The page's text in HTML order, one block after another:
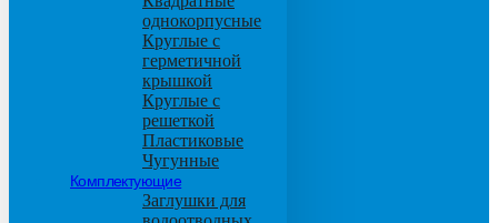
однокорпусные
Круглые с
герметичной
крышкой
Круглые с
решеткой
Пластиковые
Чугунные
Комплектующие
Заглушки для